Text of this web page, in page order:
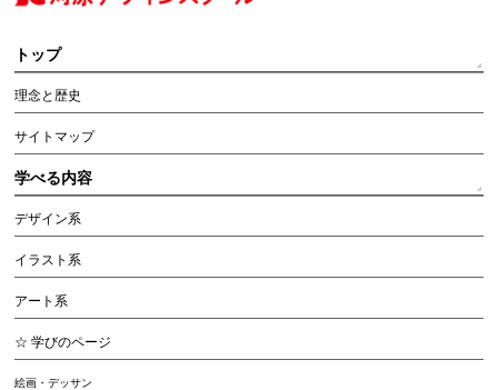
トップ
理念と歴史
サイトマップ
学べる内容
デザイン系
イラスト系
アート系
☆ 学びのページ
絵画・デッサン